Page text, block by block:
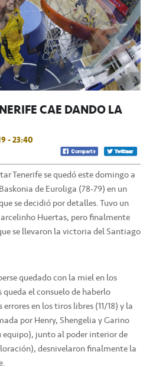
CAE DANDO LA
- 23:40
Tenerife se quedó este domingo a
de Euroliga (78-79) en un
se decidió por detalles. Tuvo un
Huertas, pero finalmente
se llevaron la victoria del Santiago
quedado con la miel en los
el consuelo de haberlo
en los tiros libres (11/18) y la
por Henry, Shengelia y Garino
equipo), junto al poder interior de
desnivelaron finalmente la